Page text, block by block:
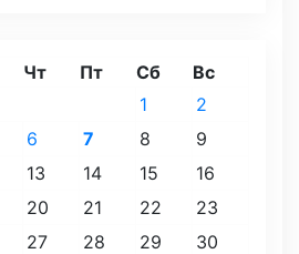
Чт Пт Сб Вс
1
2
6 7 8
9
13 14 15
16
20 21 22
23
27 28 29
30